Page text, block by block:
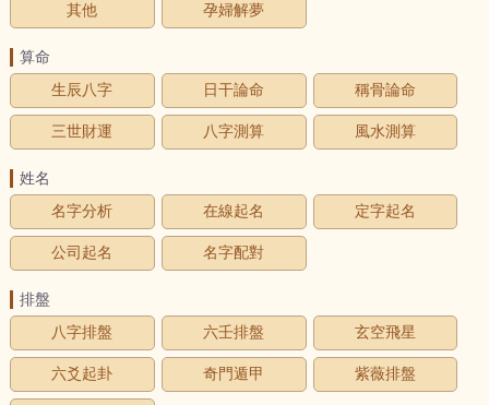
其他 孕婦解夢
算命
生辰八字
日干論命 稱骨論命
三世財運 八字測算 風水測算
姓名
名字分析
在線起名 定字起名
公司起名 名字配對
排盤
八字排盤
六壬排盤 玄空飛星
六爻起卦 奇門遁甲 紫薇排盤